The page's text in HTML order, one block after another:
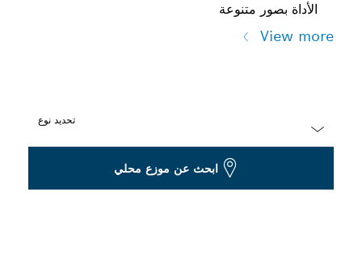
الأداة بصور متنوعة
View more
تحديد نوع
ابحث عن موزع محلي